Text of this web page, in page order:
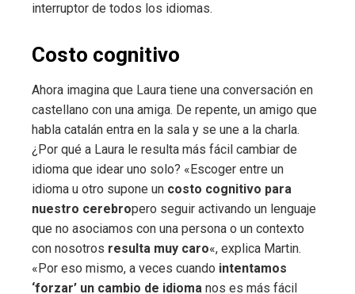
interruptor de todos los idiomas.
Costo cognitivo
Ahora imagina que Laura tiene una conversación en
castellano con una amiga. De repente, un amigo que
habla catalán entra en la sala y se une a la charla.
¿Por qué a Laura le resulta más fácil cambiar de
idioma que idear uno solo? «Escoger entre un
idioma u otro supone un costo cognitivo para
nuestro cerebropero seguir activando un lenguaje
que no asociamos con una persona o un contexto
con nosotros resulta muy caro«, explica Martin.
«Por eso mismo, a veces cuando intentamos
‘forzar’ un cambio de idioma nos es más fácil